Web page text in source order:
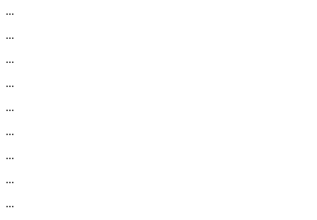
...
...
...
...
...
...
...
...
...